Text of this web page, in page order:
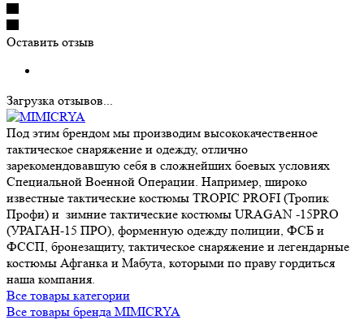
Оставить отзыв
Загрузка отзывов...
Под этим брендом мы производим высококачественное
тактическое снаряжение и одежду, отлично
зарекомендовавшую себя в сложнейших боевых условиях
Специальной Военной Операции. Например, широко
известные тактические костюмы TROPIC PROFI (Тропик
Профи) и зимние тактические костюмы URAGAN -15PRO
(УРАГАН-15 ПРО), форменную одежду полиции, ФСБ и
ФССП, бронезащиту, тактическое снаряжение и легендарные
костюмы Афганка и Мабута, которыми по праву гордиться
наша компания.
Все товары категории
Все товары бренда MIMICRYA